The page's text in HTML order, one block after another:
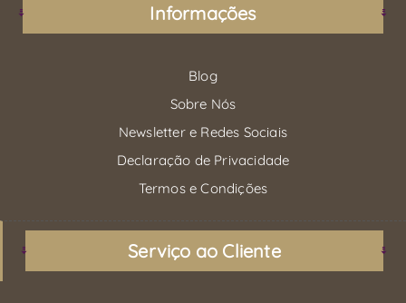
Informações
Blog
Sobre Nós
Newsletter e Redes Sociais
Declaração de Privacidade
Termos e Condições
Serviço ao Cliente